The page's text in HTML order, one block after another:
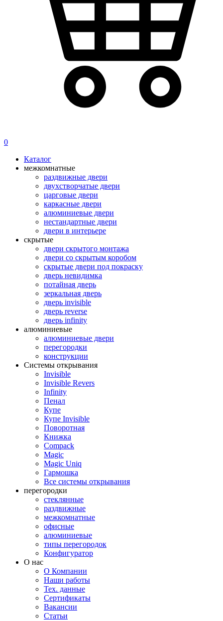
0
Каталог
межкомнатные
раздвижные двери
двухстворчатые двери
царговые двери
каркасные двери
алюминиевые двери
нестандартные двери
двери в интерьере
скрытые
двери скрытого монтажа
двери со скрытым коробом
скрытые двери под покраску
дверь невидимка
потайная дверь
зеркальная дверь
дверь invisible
дверь reverse
дверь infinity
алюминиевые
алюминиевые двери
перегородки
конструкции
Системы открывания
Invisible
Invisible Revers
Infinity
Пенал
Купе
Купе Invisible
Поворотная
Книжка
Compack
Magic
Magic Uniq
Гармошка
Все системы открывания
перегородки
стеклянные
раздвижные
межкомнатные
офисные
алюминиевые
типы перегородок
Конфигуратор
О нас
О Компании
Наши работы
Тех. данные
Сертификаты
Вакансии
Статьи